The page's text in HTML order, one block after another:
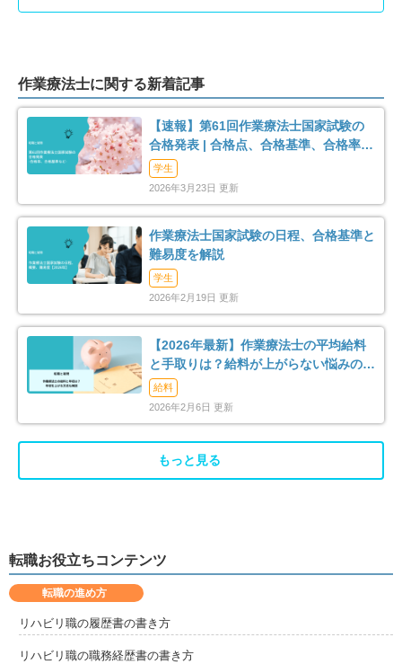
作業療法士に関する新着記事
【速報】第61回作業療法士国家試験の
合格発表 | 合格点、合格基準、合格率
（2026年）
学生
2026年3月23日 更新
作業療法士国家試験の日程、合格基準と
難易度を解説
学生
2026年2月19日 更新
【2026年最新】作業療法士の平均給料
と手取りは？給料が上がらない悩みの解
消法まで解説
給料
2026年2月6日 更新
もっと見る
転職お役立ちコンテンツ
転職の進め方
リハビリ職の履歴書の書き方
リハビリ職の職務経歴書の書き方